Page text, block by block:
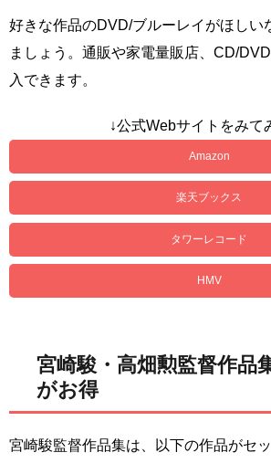
好きな作品のDVD/ブルーレイがほしい
ましょう。通販や家電量販店、CD/
入できます。
↓公式Webサイトをみて
Amazon
楽天ブックス
タワーレコード
HMV
宮崎駿・高畑勲監督作品
がお得
宮崎駿監督作品集は、以下の作品がセ